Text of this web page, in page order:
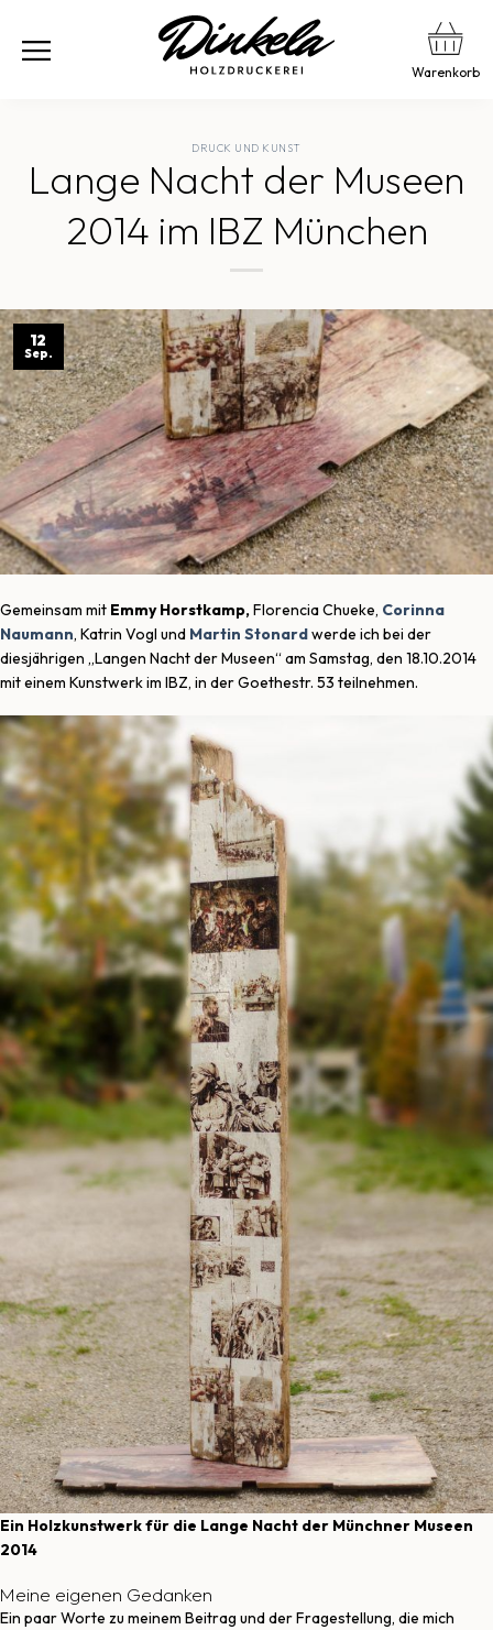
Warenkorb
DRUCK UND KUNST
Lange Nacht der Museen
2014 im IBZ München
12
Sep.
Gemeinsam mit Emmy Horstkamp,Florencia Chueke, Corinna
Naumann, Katrin Vogl und Martin Stonardwerde ich bei der
diesjährigen „Langen Nacht der Museen“ am Samstag, den 18.10.2014
mit einem Kunstwerk im IBZ, in der Goethestr. 53 teilnehmen.
Ein Holzkunstwerk für die Lange Nacht der Münchner Museen
2014
Meine eigenen Gedanken
Ein paar Worte zu meinem Beitrag und der Fragestellung, die mich